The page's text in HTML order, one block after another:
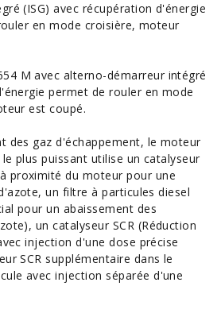
(ISG) avec récupération d'énergie
en mode croisière, moteur
M avec alterno-démarreur intégré
permet de rouler en mode
est coupé.
des gaz d'échappement, le moteur
plus puissant utilise un catalyseur
proximité du moteur pour une
un filtre à particules diesel
pour un abaissement des
un catalyseur SCR (Réduction
injection d'une dose précise
SCR supplémentaire dans le
avec injection séparée d'une